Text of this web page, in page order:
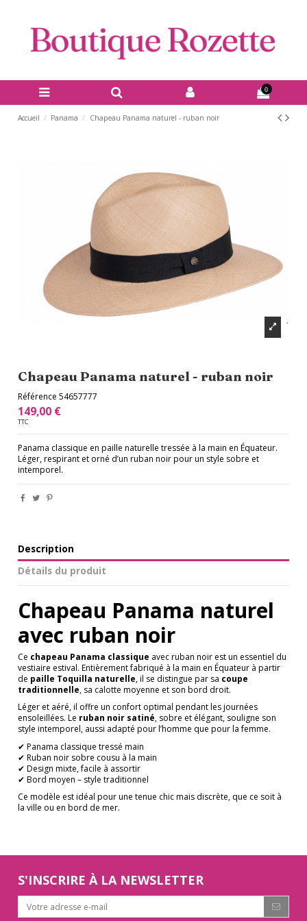
0
Accueil Panama Chapeau Panama naturel - ruban noir
Chapeau Panama naturel - ruban noir
Référence 54657777
149,00 €
TTC
Panama classique en paille naturelle tressée à la main en Équateur.
Léger, respirant et orné d’un ruban noir pour un style sobre et
intemporel.
Description
Détails du produit
Chapeau Panama naturel
avec ruban noir
Ce chapeau Panama classique avec ruban noir est un essentiel du
vestiaire estival. Entièrement fabriqué à la main en Équateur à partir
de paille Toquilla naturelle, il se distingue par sa coupe
traditionnelle, sa calotte moyenne et son bord droit.
Léger et aéré, il offre un confort optimal pendant les journées
ensoleillées. Le ruban noir satiné, sobre et élégant, souligne son
style intemporel, aussi adapté pour l’homme que pour la femme.
✔ Panama classique tressé main
✔ Ruban noir sobre cousu à la main
✔ Design mixte, facile à assortir
✔ Bord moyen – style traditionnel
Ce modèle est idéal pour une tenue chic mais discrète, que ce soit à
la ville ou en bord de mer.
S'INSCRIRE À LA NEWSLETTER